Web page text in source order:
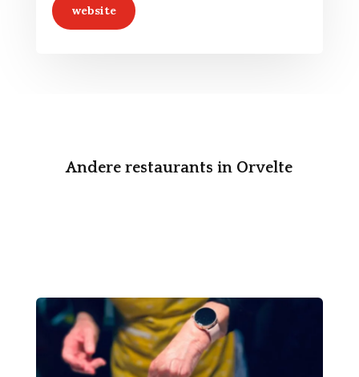
website
Andere restaurants in Orvelte